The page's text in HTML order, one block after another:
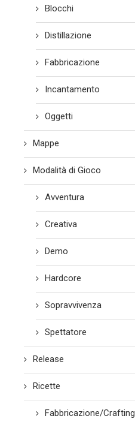
Blocchi
Distillazione
Fabbricazione
Incantamento
Oggetti
Mappe
Modalità di Gioco
Avventura
Creativa
Demo
Hardcore
Sopravvivenza
Spettatore
Release
Ricette
Fabbricazione/Crafting